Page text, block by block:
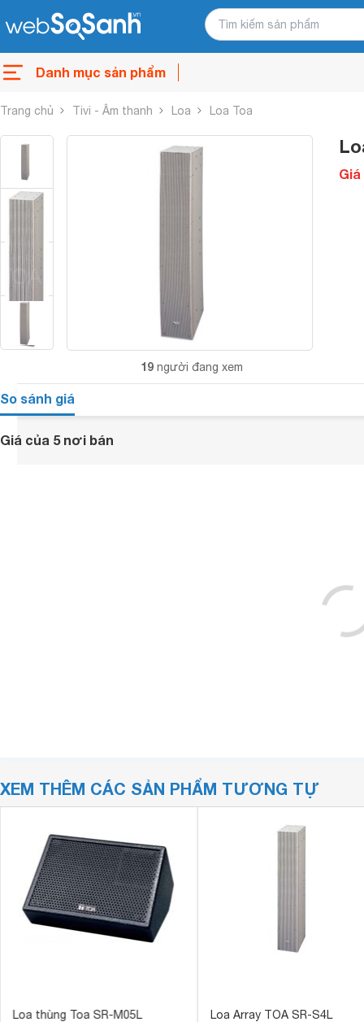
Danh mục sản phẩm
Trang chủ Tivi - Âm thanh Loa Loa Toa
19 người đang xem
Giá
So sánh giá
Giá của 5 nơi bán
XEM THÊM CÁC SẢN PHẨM TƯƠNG TỰ
Loa thùng Toa SR-M05L Loa Array TOA SR-S4L